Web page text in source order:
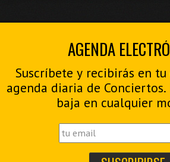
AGENDA
Suscríbete y recibirás en
agenda diaria de
baja en cualquier